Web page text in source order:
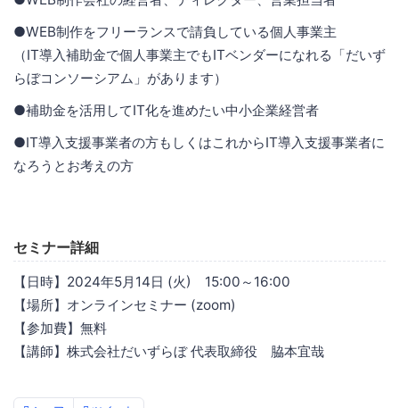
●WEB制作をフリーランスで請負している個人事業主
（IT導入補助金で個人事業主でもITベンダーになれる「だいず
らぼコンソーシアム」があります）
●補助金を活用してIT化を進めたい中小企業経営者
●IT導入支援事業者の方もしくはこれからIT導入支援事業者に
なろうとお考えの方
セミナー詳細
【日時】2024年5月14日 (火) 15:00～16:00
【場所】オンラインセミナー (zoom)
【参加費】無料
【講師】株式会社だいずらぼ 代表取締役 脇本宜哉